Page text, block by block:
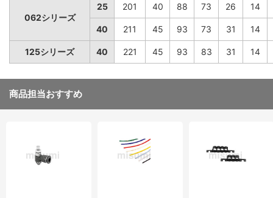
062シリーズ
25 201 40 88 73 26 14
40 211 45 93 73 31 14
125シリーズ 40 221 45 93 83 31 14
商品担当おすすめ